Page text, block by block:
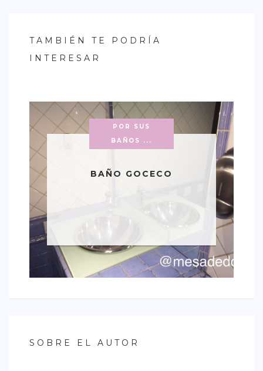
TAMBIÉN TE PODRÍA
INTERESAR
POR SUS
BAÑOS ...
BAÑO GOCECO
SOBRE EL AUTOR